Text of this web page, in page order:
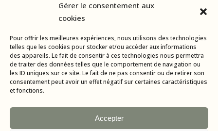
Gérer le consentement aux
cookies
Pour offrir les meilleures expériences, nous utilisons des technologies
telles que les cookies pour stocker et/ou accéder aux informations
des appareils. Le fait de consentir à ces technologies nous permettra
de traiter des données telles que le comportement de navigation ou
les ID uniques sur ce site. Le fait de ne pas consentir ou de retirer son
consentement peut avoir un effet négatif sur certaines caractéristiques
et fonctions.
Accepter
RÉSEAUX SOCIAUX
LinkedIn
Facebook